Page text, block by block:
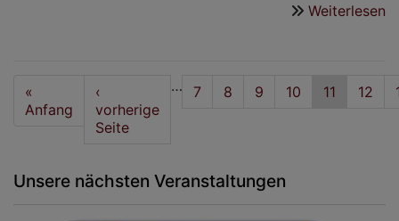
Weiterlesen
Seitennummerierung
First
page
«
Anfang
Vorherige
Seite
‹
vorherige
Seite
… Seite
7 Seite
8 Seite
9 Seite
10
Aktuelle
11 Seite
12
Unsere nächsten Veranstaltungen